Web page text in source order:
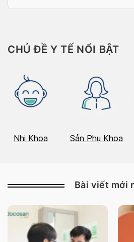
CHỦ ĐỀ Y TẾ NỔI BẬT
Nhi Khoa Sản Phụ Khoa
Bài viết mới